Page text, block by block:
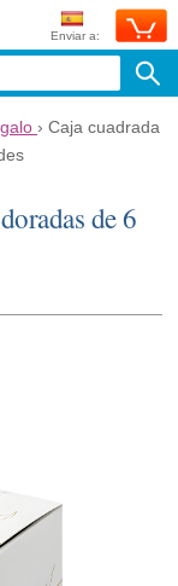
Enviar a:
› Caja cuadrada
de 6